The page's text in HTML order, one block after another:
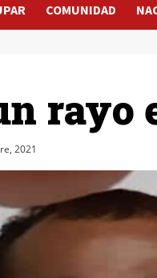
COMUNIDAD
rayo
2021